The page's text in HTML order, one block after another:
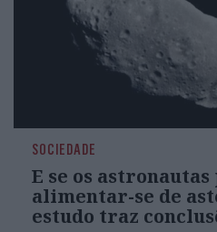
SOCIEDADE
E se os
alimentar-se de
estudo traz